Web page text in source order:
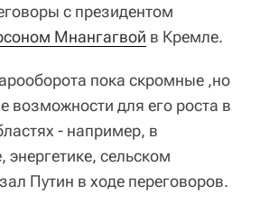
с президентом
Мнангагвой в Кремле.
пока скромные ,но
возможности для его роста в
- например, в
энергетике, сельском
Путин в ходе переговоров.